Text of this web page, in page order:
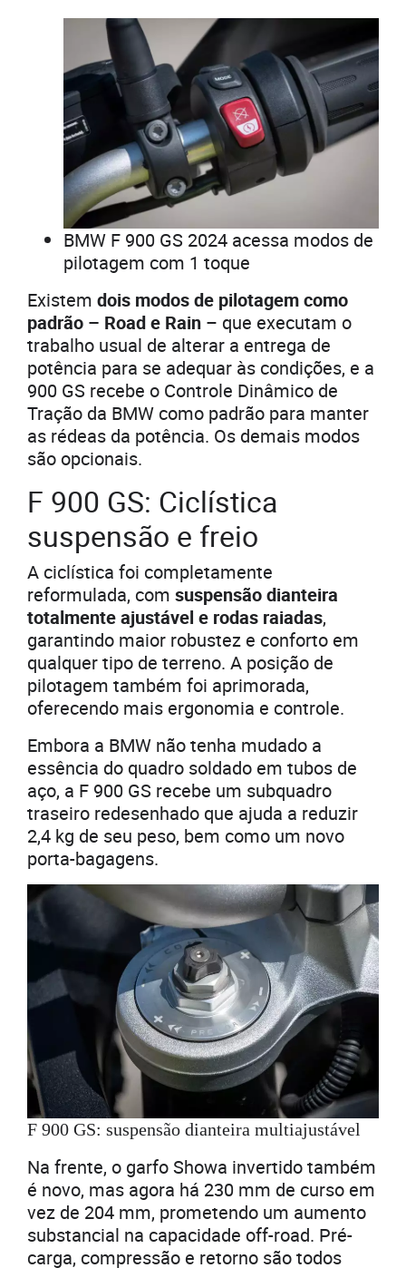
BMW F 900 GS 2024 acessa modos de
pilotagem com 1 toque
Existem dois modos de pilotagem como
padrão – Road e Rain – que executam o
trabalho usual de alterar a entrega de
potência para se adequar às condições, e a
900 GS recebe o Controle Dinâmico de
Tração da BMW como padrão para manter
as rédeas da potência. Os demais modos
são opcionais.
F 900 GS: Ciclística
suspensão e freio
A ciclística foi completamente
reformulada, com suspensão dianteira
totalmente ajustável e rodas raiadas,
garantindo maior robustez e conforto em
qualquer tipo de terreno. A posição de
pilotagem também foi aprimorada,
oferecendo mais ergonomia e controle.
Embora a BMW não tenha mudado a
essência do quadro soldado em tubos de
aço, a F 900 GS recebe um subquadro
traseiro redesenhado que ajuda a reduzir
2,4 kg de seu peso, bem como um novo
porta-bagagens.
F 900 GS: suspensão dianteira multiajustável
Na frente, o garfo Showa invertido também
é novo, mas agora há 230 mm de curso em
vez de 204 mm, prometendo um aumento
substancial na capacidade off-road. Pré-
carga, compressão e retorno são todos